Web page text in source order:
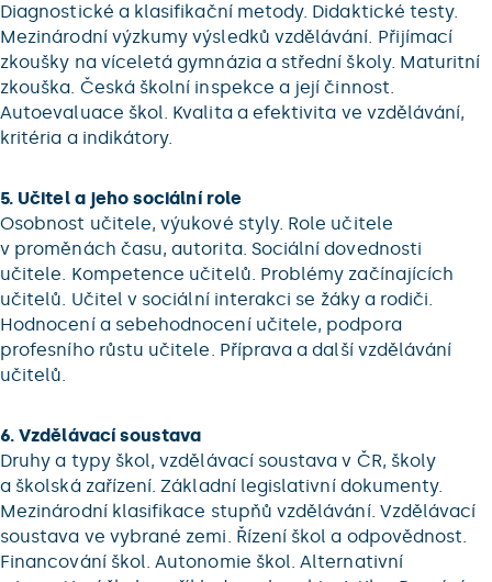
Diagnostické a klasifikační metody. Didaktické testy.
Mezinárodní výzkumy výsledků vzdělávání. Přijímací
zkoušky na víceletá gymnázia a střední školy. Maturitní
zkouška. Česká školní inspekce a její činnost.
Autoevaluace škol. Kvalita a efektivita ve vzdělávání,
kritéria a indikátory.
5. Učitel a jeho sociální role
Osobnost učitele, výukové styly. Role učitele
v proměnách času, autorita. Sociální dovednosti
učitele. Kompetence učitelů. Problémy začínajících
učitelů. Učitel v sociální interakci se žáky a rodiči.
Hodnocení a sebehodnocení učitele, podpora
profesního růstu učitele. Příprava a další vzdělávání
učitelů.
6. Vzdělávací soustava
Druhy a typy škol, vzdělávací soustava v ČR, školy
a školská zařízení. Základní legislativní dokumenty.
Mezinárodní klasifikace stupňů vzdělávání. Vzdělávací
soustava ve vybrané zemi. Řízení škol a odpovědnost.
Financování škol. Autonomie škol. Alternativní